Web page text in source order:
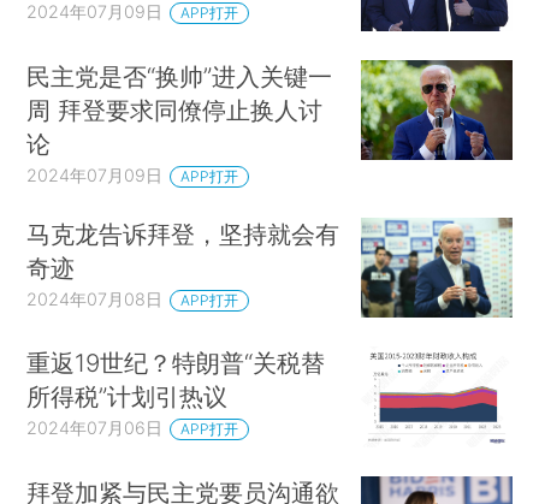
2024年07月09日 APP打开
民主党是否“换帅”进入关键一
周 拜登要求同僚停止换人讨
论
2024年07月09日 APP打开
马克龙告诉拜登，坚持就会有
奇迹
2024年07月08日 APP打开
重返19世纪？特朗普“关税替
所得税”计划引热议
2024年07月06日 APP打开
拜登加紧与民主党要员沟通欲